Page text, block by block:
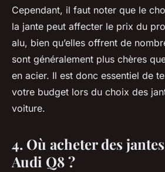
Cependant, il faut noter que le
la jante peut affecter le prix du
alu, bien qu’elles offrent de
sont généralement plus chères
en acier. Il est donc essentiel de
votre budget lors du choix des
voiture.
4. Où acheter des
Audi Q8 ?